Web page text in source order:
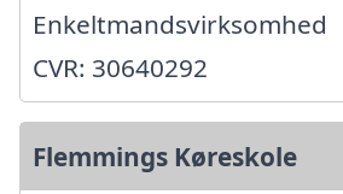
Enkeltmandsvirksomhed
CVR: 30640292
Flemmings Køreskole